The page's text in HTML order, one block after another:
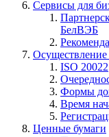
Сервисы для
БелВЭБ
Осуществление
ISO 20022
Формы
Время
Ценные бумаги